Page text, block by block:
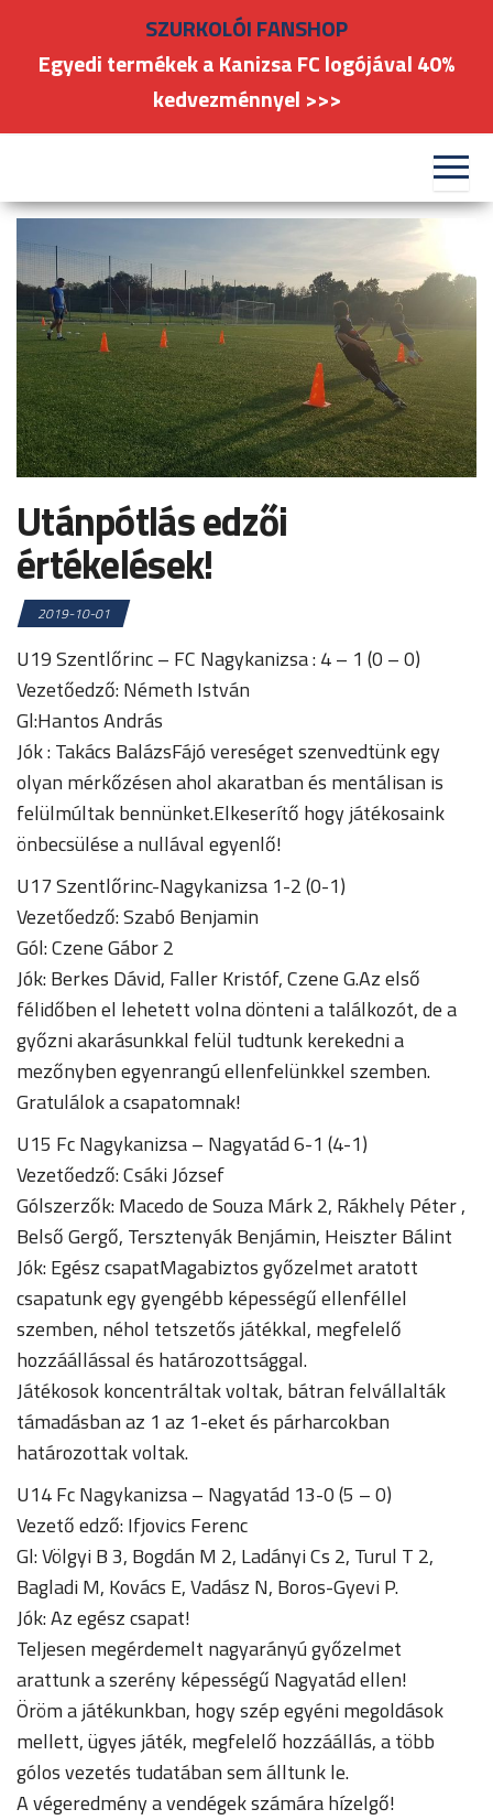
FC
#kanizsafoci
Utánpótlás edzői
értékelések!
2019-10-01
U19 Szentlőrinc – FC Nagykanizsa : 4 – 1 (0 – 0)
Vezetőedző: Németh István
Gl:Hantos András
Jók : Takács BalázsFájó vereséget szenvedtünk egy
olyan mérkőzésen ahol akaratban és mentálisan is
felülmúltak bennünket.Elkeserítő hogy játékosaink
önbecsülése a nullával egyenlő!
U17 Szentlőrinc-Nagykanizsa 1-2 (0-1)
Vezetőedző: Szabó Benjamin
Gól: Czene Gábor 2
Jók: Berkes Dávid, Faller Kristóf, Czene G.Az első
félidőben el lehetett volna dönteni a találkozót, de a
győzni akarásunkkal felül tudtunk kerekedni a
mezőnyben egyenrangú ellenfelünkkel szemben.
Gratulálok a csapatomnak!
U15 Fc Nagykanizsa – Nagyatád 6-1 (4-1)
Vezetőedző: Csáki József
Gólszerzők: Macedo de Souza Márk 2, Rákhely Péter ,
Belső Gergő, Tersztenyák Benjámin, Heiszter Bálint
Jók: Egész csapatMagabiztos győzelmet aratott
csapatunk egy gyengébb képességű ellenféllel
szemben, néhol tetszetős játékkal, megfelelő
hozzáállással és határozottsággal.
Játékosok koncentráltak voltak, bátran felvállalták
támadásban az 1 az 1-eket és párharcokban
határozottak voltak.
U14 Fc Nagykanizsa – Nagyatád 13-0 (5 – 0)
Vezető edző: Ifjovics Ferenc
Gl: Völgyi B 3, Bogdán M 2, Ladányi Cs 2, Turul T 2,
Bagladi M, Kovács E, Vadász N, Boros-Gyevi P.
Jók: Az egész csapat!
Teljesen megérdemelt nagyarányú győzelmet
arattunk a szerény képességű Nagyatád ellen!
Öröm a játékunkban, hogy szép egyéni megoldások
mellett, ügyes játék, megfelelő hozzáállás, a több
gólos vezetés tudatában sem álltunk le.
A végeredmény a vendégek számára hízelgő!
SZURKOLÓI FANSHOP
Egyedi termékek a Kanizsa FC logójával 40%
kedvezménnyel >>>